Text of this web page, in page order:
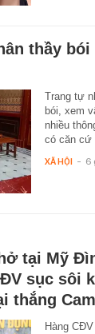
thầy bói
Trang tự
bói, xem
nhiều
có căn cứ
XÃ HỘI - 6
tại Mỹ
sục sôi
thắng
Hàng